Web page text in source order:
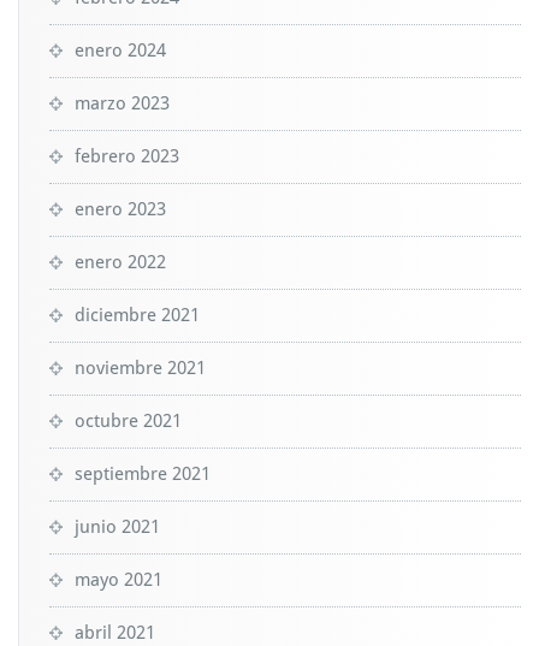
enero 2024
marzo 2023
febrero 2023
enero 2023
enero 2022
diciembre 2021
noviembre 2021
octubre 2021
septiembre 2021
junio 2021
mayo 2021
abril 2021